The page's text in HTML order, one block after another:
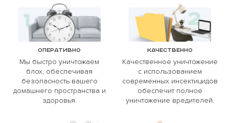
Оперативно
Мы быстро уничтожаем
блох, обеспечивая
безопасность вашего
домашнего пространства и
здоровья.
Качественно
Качественное уничтожение
с использованием
современных инсектицидов
обеспечит полное
уничтожение вредителей.